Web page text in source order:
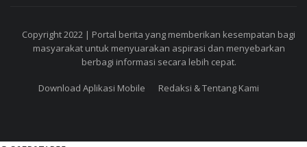
Copyright 2022 | Portal berita yang memberikan kesempatan bagi
masyarakat untuk menyuarakan aspirasi dan menyebarkan
berbagi informasi secara lebih cepat.
Download Aplikasi Mobile Redaksi & Tentang Kami